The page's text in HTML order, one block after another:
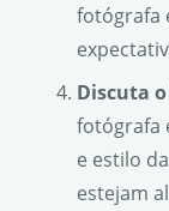
fotógrafa
Discuta
fotógrafa
e estilo
estejam